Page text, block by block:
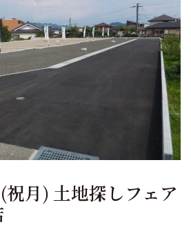
月) 土地探しフェア